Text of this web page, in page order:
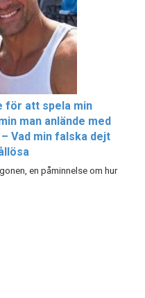
för att spela min
man anlände med
Vad min falska dejt
en påminnelse om hur